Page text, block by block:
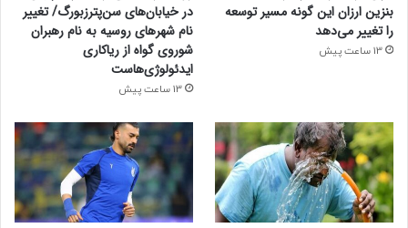
بنزین ارزان این گونه مسیر توسعه
را تغییر می‌دهد
13 ساعت پیش
در خیابان‌های سن‌پترزبورگ/ تغییر
نام شهرهای روسیه به نام رهبران
شوروی گواه از ریاکاری
ایدئولوژی‌هاست
13 ساعت پیش